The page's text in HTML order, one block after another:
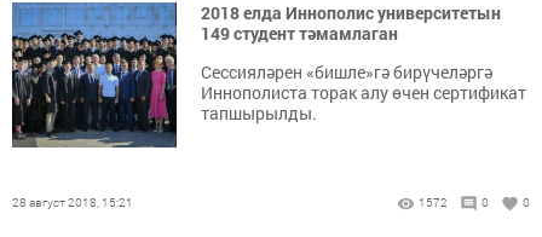
2018 елда Иннополис университетын
149 студент тәмамлаган
Сессияләрен «бишле»гә бирүчеләргә
Иннополиста торак алу өчен сертификат
тапшырылды.
28 август 2018, 15:21 1572 0 0